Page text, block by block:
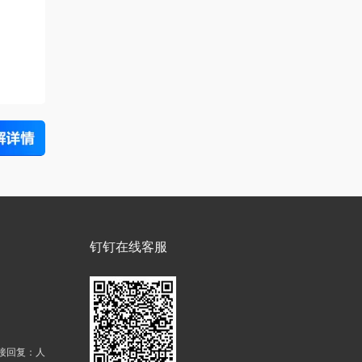
回复：人
钉钉在线客服